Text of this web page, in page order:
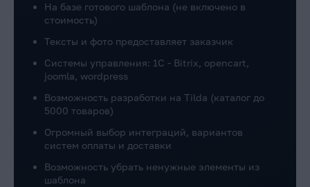
На базе готового шаблона (не включено в
стоимость)
Тексты и фото предоставляет заказчик
Системы управления: 1C - Bitrix, opencart,
joomla, wordpress
Возможность разработки на Tilda (каталог до
5000 товаров)
Огромный выбор интеграций, вариантов
систем оплаты и доставки
Возможность убрать ненужные элементы из
шаблона